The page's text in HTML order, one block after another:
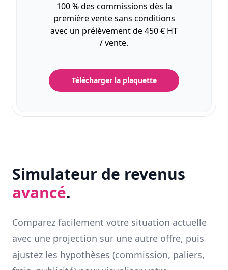
100 % des commissions dès la
première vente sans conditions
avec un prélèvement de 450 € HT
/ vente.
Télécharger la plaquette
Simulateur de revenus
avancé.
Comparez facilement votre situation actuelle
avec une projection sur une autre offre, puis
ajustez les hypothèses (commission, paliers,